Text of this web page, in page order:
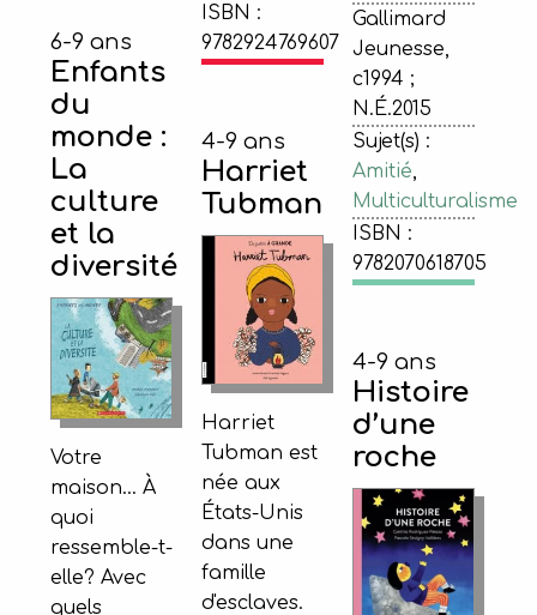
ISBN :
9782924769607
Gallimard
Jeunesse,
c1994 ;
N.É.2015
Sujet(s) :
Amitié,
Multiculturalisme
ISBN :
9782070618705
6-9 ans
Enfants
du
monde :
La
culture
et la
diversité
Votre
maison... À
quoi
ressemble-t-
elle? Avec
quels
4-9 ans
Harriet
Tubman
Harriet
Tubman est
née aux
États-Unis
dans une
famille
d'esclaves.
4-9 ans
Histoire
d’une
roche